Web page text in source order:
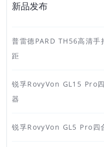
新品发布
普雷德PARD TH56高清手
距
锐孚RovyVon GL15 Pro
器
锐孚RovyVon GL5 Pro四